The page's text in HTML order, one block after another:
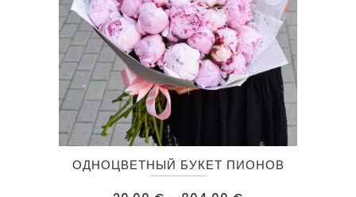
товар
ОДНОЦВЕТНЫЙ БУКЕТ ПИОНОВ